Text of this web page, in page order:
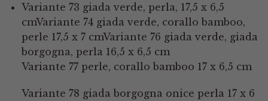
Variante 73 giada verde, perla, 17,5 x 6,5
cmVariante 74 giada verde, corallo bamboo,
perle 17,5 x 7 cmVariante 76 giada verde, giada
borgogna, perla 16,5 x 6,5 cm
Variante 77 perle, corallo bamboo 17 x 6,5 cm
Variante 78 giada borgogna onice perla 17 x 6